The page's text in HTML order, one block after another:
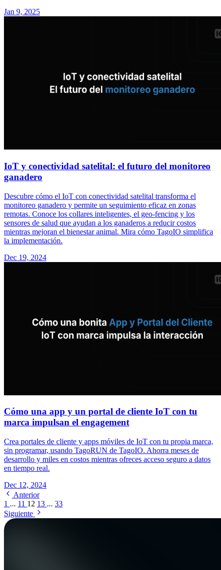
Jan 9, 2025
IoT y conectividad satelital: el futuro del monitoreo
ganadero
Descubre cómo el IoT con conectividad satelital transforma el
monitoreo ganadero y permite un seguimiento eficaz en zonas
remotas. Conoce los collares inteligentes, el geo-fencing y los
sensores de salud que ayudan a los ganaderos a reducir costos
mientras mejoran el bienestar animal. Mira cómo TagoIO simplifica
la implementación.
Dec 19, 2024
Cómo una app y un portal de cliente IoT con tu
marca impulsan el engagement
Crea portales de cliente y apps móviles de IoT con tu propia marca,
sin programar, usando TagoRUN de TagoIO. Ahorra meses de
desarrollo y miles en costos mientras ofreces acceso seguro a datos
en tiempo real.
Dec 12, 2024
Anterior
1 ... 11 12 13 ... 33
Siguiente